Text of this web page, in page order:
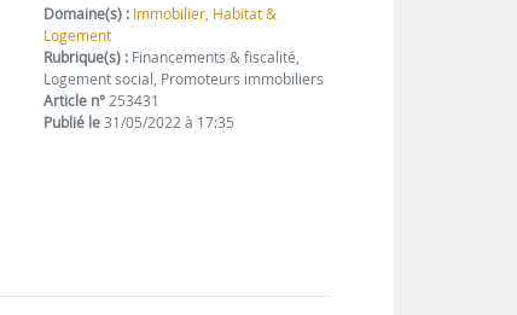
Domaine(s) : Immobilier, Habitat &
Logement
Rubrique(s) : Financements & fiscalité,
Logement social, Promoteurs immobiliers
Article n°253431
Publié le31/05/2022 à 17:35